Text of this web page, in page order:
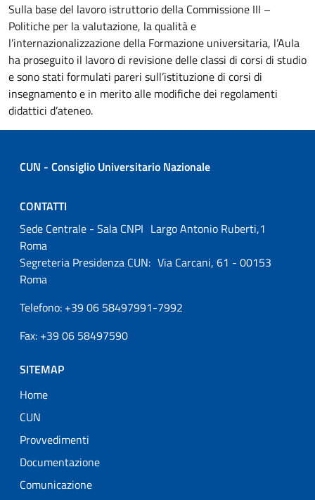
Sulla base del lavoro istruttorio della Commissione III –
Politiche per la valutazione, la qualità e
l’internazionalizzazione della Formazione universitaria, l’Aula
ha proseguito il lavoro di revisione delle classi di corsi di studio
e sono stati formulati pareri sull’istituzione di corsi di
insegnamento e in merito alle modifiche dei regolamenti
didattici d’ateneo.
CUN - Consiglio Universitario Nazionale
CONTATTI
Sede Centrale - Sala CNPI Largo Antonio Ruberti,1
Roma
Segreteria Presidenza CUN: Via Carcani, 61 - 00153
Roma
Telefono: +39 06 58497991-7992
Fax: +39 06 58497590
SITEMAP
Home
CUN
Provvedimenti
Documentazione
Comunicazione